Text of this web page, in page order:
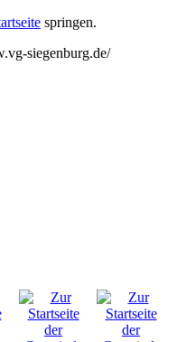
springen.
siegenburg.de/